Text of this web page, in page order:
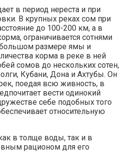
в период нереста и при
В крупных реках сом при
до 100-200 км, а в
ограничивается сотнями
большом размере ямы и
корма в реке в ней
сомов до нескольких сотен,
Кубани, Дона и Ахтубы. Он
поедая всю живность, в
вести одинокий
себе подобных того
относительную
в толще воды, так и в
рационом для его